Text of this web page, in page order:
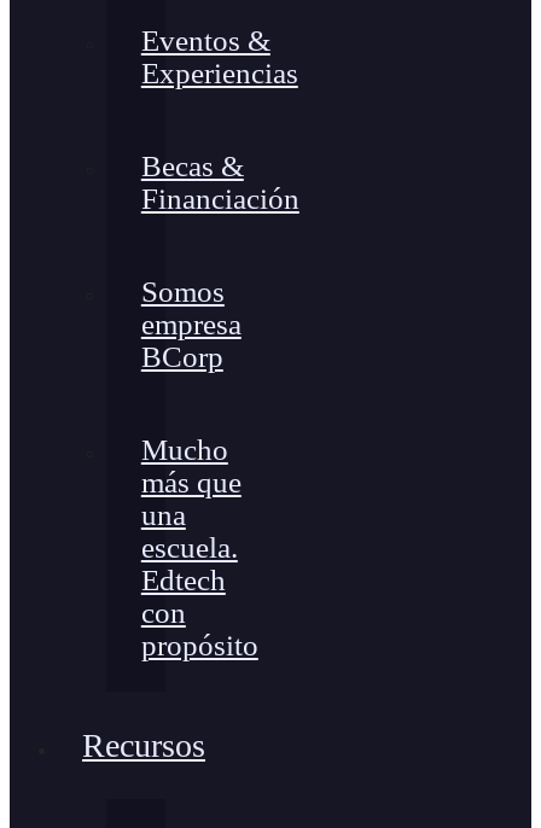
Eventos &
Experiencias
Becas &
Financiación
Somos
empresa
BCorp
Mucho
más que
una
escuela.
Edtech
con
propósito
Recursos